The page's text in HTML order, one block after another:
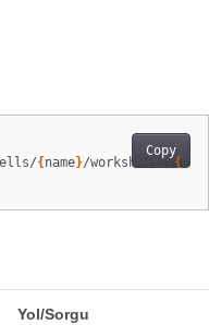
Copy
{ name}/worksheets/ {
Yol/Sorgu